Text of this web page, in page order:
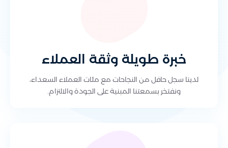
خبرة طويلة وثقة العملاء
لدينا سجل حافل من النجاحات مع مئات العملاء السعداء،
ونفتخر بسمعتنا المبنية على الجودة والالتزام.